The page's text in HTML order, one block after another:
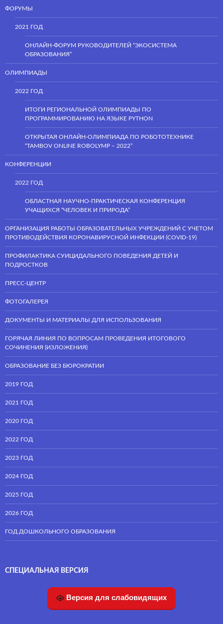
ФОРУМЫ
2021 ГОД
ОНЛАЙН-ФОРУМ РУКОВОДИТЕЛЕЙ “ЭКОСИСТЕМА
ОБРАЗОВАНИЯ”
ОЛИМПИАДЫ
2022 ГОД
ИТОГИ РЕГИОНАЛЬНОЙ ОЛИМПИАДЫ ПО
ПРОГРАММИРОВАНИЮ НА ЯЗЫКЕ PYTHON
ОТКРЫТАЯ ОНЛАЙН-ОЛИМПИАДА ПО РОБОТОТЕХНИКЕ
“TAMBOV ONLINE ROBOLYMP – 2022”
КОНФЕРЕНЦИИ
2022 ГОД
ОБЛАСТНАЯ НАУЧНО-ПРАКТИЧЕСКАЯ КОНФЕРЕНЦИЯ
УЧАЩИХСЯ “ЧЕЛОВЕК И ПРИРОДА”
ОРГАНИЗАЦИЯ РАБОТЫ ОБРАЗОВАТЕЛЬНЫХ УЧРЕЖДЕНИЙ С УЧЕТОМ
ПРОТИВОДЕЙСТВИЯ КОРОНАВИРУСНОЙ ИНФЕКЦИИ (COVID-19)
ПРОФИЛАКТИКА СУИЦИДАЛЬНОГО ПОВЕДЕНИЯ ДЕТЕЙ И
ПОДРОСТКОВ
ПРЕСС-ЦЕНТР
ФОТОГАЛЕРЕЯ
ДОКУМЕНТЫ И МАТЕРИАЛЫ ДЛЯ ИСПОЛЬЗОВАНИЯ
ГОРЯЧАЯ ЛИНИЯ ПО ВОПРОСАМ ПРОВЕДЕНИЯ ИТОГОВОГО
СОЧИНЕНИЯ (ИЗЛОЖЕНИЯ)
ОБРАЗОВАНИЕ БЕЗ БЮРОКРАТИИ
2019 ГОД
2021 ГОД
2020 ГОД
2022 ГОД
2023 ГОД
2024 ГОД
2025 ГОД
2026 ГОД
ГОД ДОШКОЛЬНОГО ОБРАЗОВАНИЯ
СПЕЦИАЛЬНАЯ ВЕРСИЯ
Версия для слабовидящих